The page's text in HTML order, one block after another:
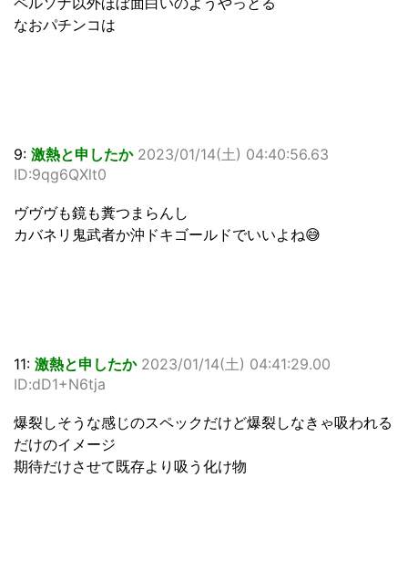
なおパチンコは
9: 激熱と申したか 2023/01/14(土) 04:40:56.63
ID:9qg6QXlt0
ヴヴヴも鏡も糞つまらんし
カバネリ鬼武者か沖ドキゴールドでいいよね😅
11: 激熱と申したか 2023/01/14(土) 04:41:29.00
ID:dD1+N6tja
爆裂しそうな感じのスペックだけど爆裂しなきゃ吸われる
だけのイメージ
期待だけさせて既存より吸う化け物